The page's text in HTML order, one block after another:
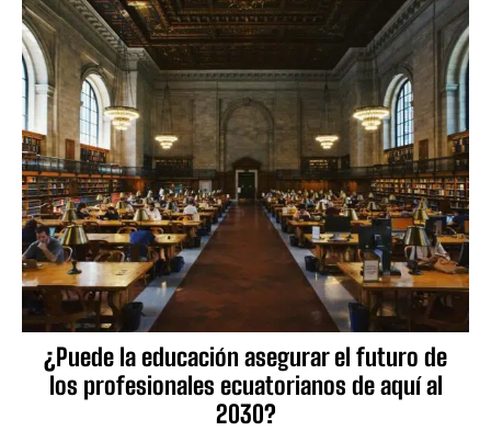
¿Puede la educación asegurar el futuro de
los profesionales ecuatorianos de aquí al
2030?